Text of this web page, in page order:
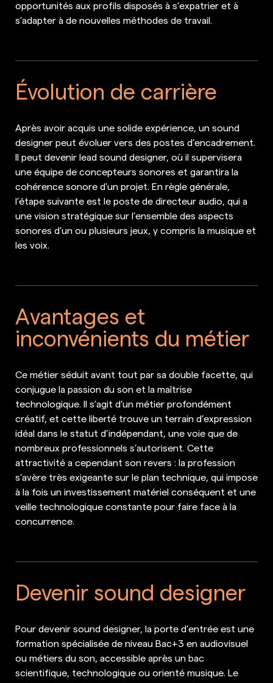
opportunités aux profils disposés à s’expatrier et à
s’adapter à de nouvelles méthodes de travail.
Évolution de carrière
Après avoir acquis une solide expérience, un sound
designer peut évoluer vers des postes d’encadrement.
Il peut devenir lead sound designer, où il supervisera
une équipe de concepteurs sonores et garantira la
cohérence sonore d’un projet. En règle générale,
l’étape suivante est le poste de directeur audio, qui a
une vision stratégique sur l’ensemble des aspects
sonores d’un ou plusieurs jeux, y compris la musique et
les voix.
Avantages et
inconvénients du métier
Ce métier séduit avant tout par sa double facette, qui
conjugue la passion du son et la maîtrise
technologique. Il s’agit d’un métier profondément
créatif, et cette liberté trouve un terrain d’expression
idéal dans le statut d’indépendant, une voie que de
nombreux professionnels s’autorisent. Cette
attractivité a cependant son revers : la profession
s’avère très exigeante sur le plan technique, qui impose
à la fois un investissement matériel conséquent et une
veille technologique constante pour faire face à la
concurrence.
Devenir sound designer
Pour devenir sound designer, la porte d’entrée est une
formation spécialisée de niveau Bac+3 en audiovisuel
ou métiers du son, accessible après un bac
scientifique, technologique ou orienté musique. Le